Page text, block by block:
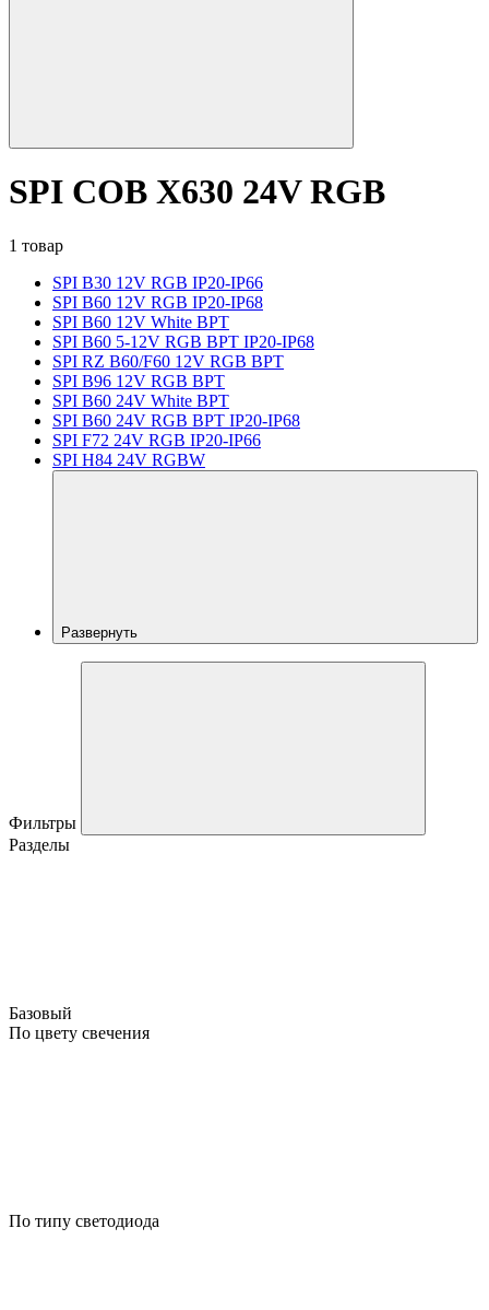
SPI COB X630 24V RGB
1 товар
SPI B30 12V RGB IP20-IP66
SPI B60 12V RGB IP20-IP68
SPI B60 12V White BPT
SPI B60 5-12V RGB BPT IP20-IP68
SPI RZ B60/F60 12V RGB BPT
SPI B96 12V RGB BPT
SPI B60 24V White BPT
SPI B60 24V RGB BPT IP20-IP68
SPI F72 24V RGB IP20-IP66
SPI H84 24V RGBW
Развернуть
Фильтры
Разделы
Базовый
По цвету свечения
По типу светодиода